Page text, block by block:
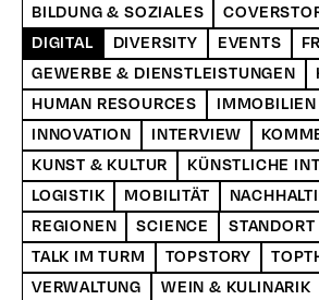
BILDUNG & SOZIALES
DIGITAL
DIVERSITY EVENTS
GEWERBE & DIENSTLEISTUNGEN
HUMAN RESOURCES
IMMOBILIEN
INNOVATION
INTERVIEW
KUNST & KULTUR
KÜNSTLICHE
LOGISTIK
MOBILITÄT
REGIONEN
SCIENCE STANDORT
TALK IM TURM
TOPSTORY
VERWALTUNG
WEIN & KULINARIK